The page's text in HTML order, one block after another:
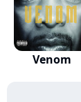
Venom